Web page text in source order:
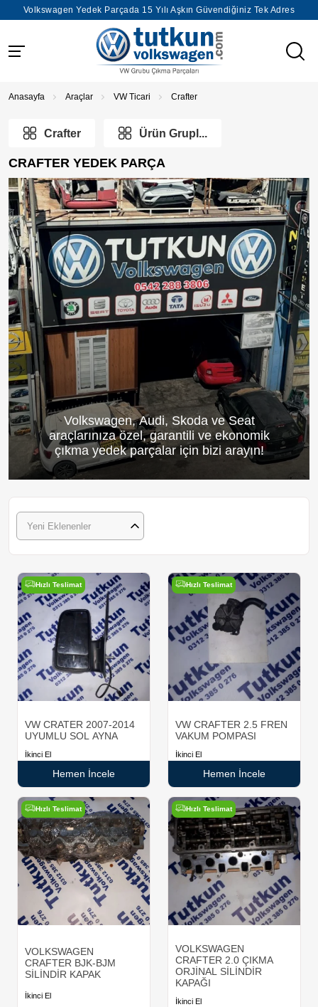
Volkswagen Yedek Parçada 15 Yılı Aşkın Güvendiğiniz Tek Adres
Anasayfa Araçlar VW Ticari Crafter
Crafter Ürün Grupl...
CRAFTER YEDEK PARÇA
Volkswagen, Audi, Skoda ve Seat
araçlarınıza özel, garantili ve ekonomik
çıkma yedek parçalar için bizi arayın!
Yeni Eklenenler
Hızlı Teslimat
VW CRATER 2007-2014
UYUMLU SOL AYNA
İkinci El
Hemen İncele
Hızlı Teslimat
VW CRAFTER 2.5 FREN
VAKUM POMPASI
İkinci El
Hemen İncele
Hızlı Teslimat
VOLKSWAGEN
CRAFTER BJK-BJM
SİLİNDİR KAPAK
İkinci El
Hızlı Teslimat
VOLKSWAGEN
CRAFTER 2.0 ÇIKMA
ORJİNAL SİLİNDİR
KAPAĞI
İkinci El